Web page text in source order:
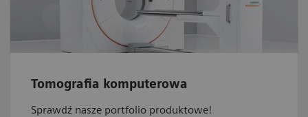
Tomografia komputerowa
Sprawdź nasze portfolio produktowe!